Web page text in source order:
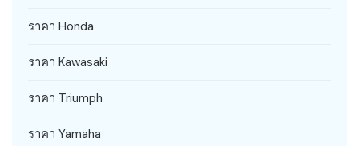
ราคา Honda
ราคา Kawasaki
ราคา Triumph
ราคา Yamaha